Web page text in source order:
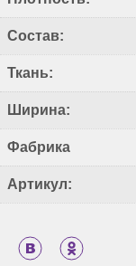
Состав:
Ткань:
Ширина:
Фабрика
Артикул: